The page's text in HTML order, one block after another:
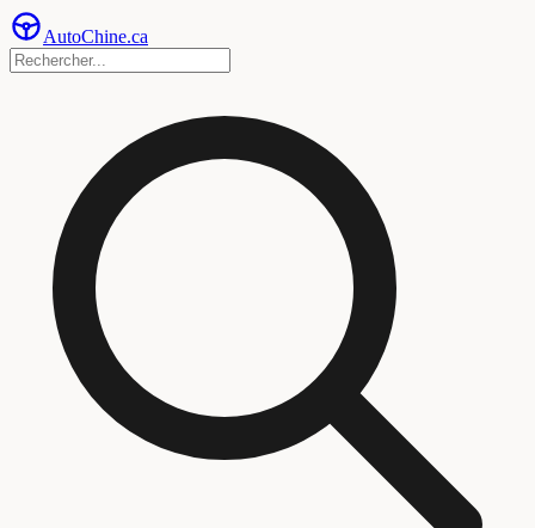
AutoChine.ca